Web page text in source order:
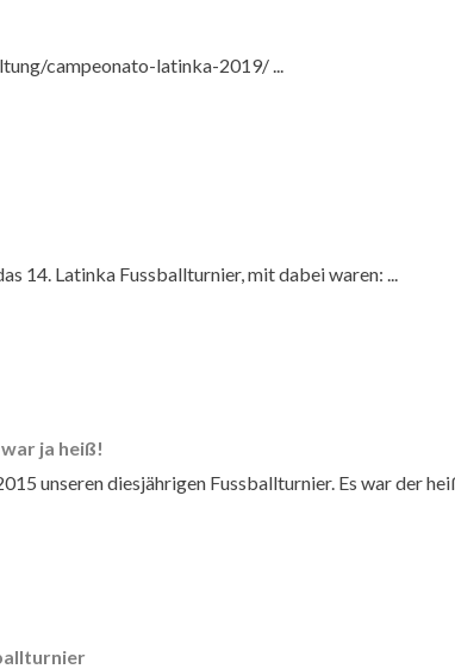
campeonato-latinka-2019/ ...
14. Latinka Fussballturnier, mit dabei waren: ...
ja heiß!
unseren diesjährigen Fussballturnier. Es war der